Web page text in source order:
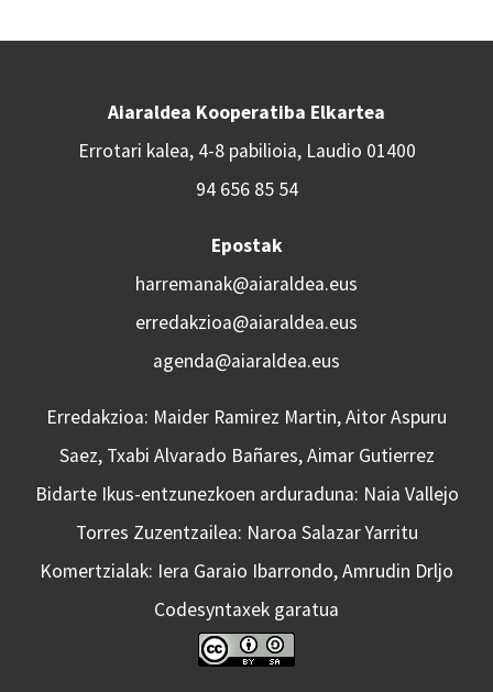
Aiaraldea Kooperatiba Elkartea
Errotari kalea, 4-8 pabilioia, Laudio 01400
94 656 85 54
Epostak
harremanak@aiaraldea.eus
erredakzioa@aiaraldea.eus
agenda@aiaraldea.eus
Erredakzioa: Maider Ramirez Martin, Aitor Aspuru
Saez, Txabi Alvarado Bañares, Aimar Gutierrez
Bidarte Ikus-entzunezkoen arduraduna: Naia Vallejo
Torres Zuzentzailea: Naroa Salazar Yarritu
Komertzialak: Iera Garaio Ibarrondo, Amrudin Drljo
Codesyntaxek garatua